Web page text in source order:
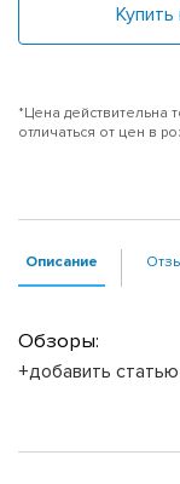
Купить
*Цена действительна
отличаться от цен в
Описание
Обзоры:
+добавить